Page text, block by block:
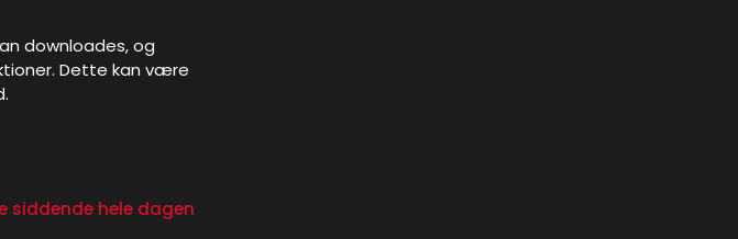
downloades, og
Dette kan være
siddende hele dagen